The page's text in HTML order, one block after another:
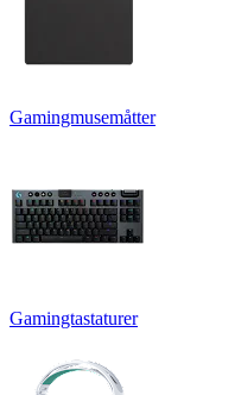
Gamingmusemåtter
Gamingtastaturer